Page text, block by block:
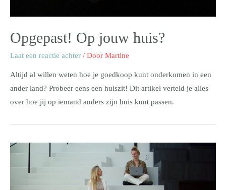
Opgepast! Op jouw huis?
Laat een reactie achter / Door Martine
Altijd al willen weten hoe je goedkoop kunt onderkomen in een
ander land? Probeer eens een huiszit! Dit artikel verteld je alles
over hoe jij op iemand anders zijn huis kunt passen.